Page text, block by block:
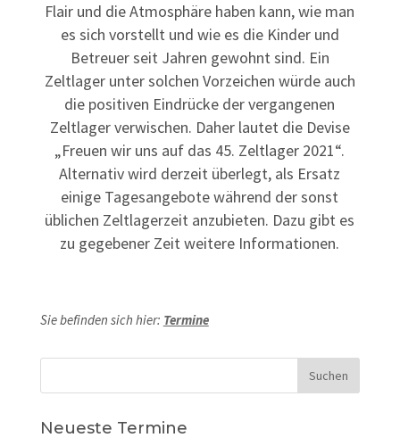
Flair und die Atmosphäre haben kann, wie man
es sich vorstellt und wie es die Kinder und
Betreuer seit Jahren gewohnt sind. Ein
Zeltlager unter solchen Vorzeichen würde auch
die positiven Eindrücke der vergangenen
Zeltlager verwischen. Daher lautet die Devise
„Freuen wir uns auf das 45. Zeltlager 2021“.
Alternativ wird derzeit überlegt, als Ersatz
einige Tagesangebote während der sonst
üblichen Zeltlagerzeit anzubieten. Dazu gibt es
zu gegebener Zeit weitere Informationen.
Sie befinden sich hier: Termine
Neueste Termine